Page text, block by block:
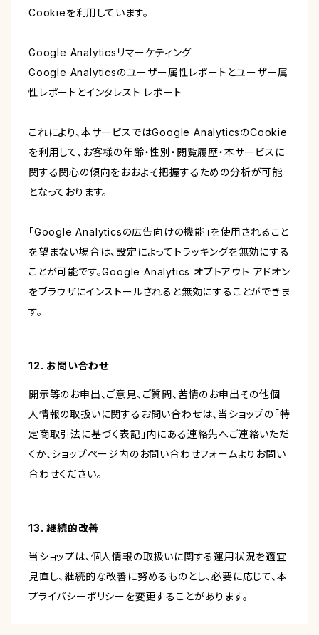
Cookieを利用しています。
Google Analyticsリマーケティング
Google Analyticsのユーザー属性レポートとユーザー属
性レポートとインタレスト レポート
これにより、本サービスではGoogle AnalyticsのCookie
を利用して、お客様の年齢・性別・閲覧履歴・本サービスに
関する関心の傾向をおおよそ把握するための分析が可能
となっております。
「Google Analyticsの広告向けの機能」を使用されること
を望まない場合は、設定によってトラッキングを無効にする
ことが可能です。Google Analytics オプトアウト アドオン
をブラウザにインストールされると無効にすることができま
す。
12. お問い合わせ
開示等のお申出、ご意見、ご質問、苦情のお申出その他個
人情報の取扱いに関するお問い合わせは、当ショップの「特
定商取引法に基づく表記」内にある連絡先へご連絡いただ
くか、ショップページ内のお問い合わせフォームよりお問い
合わせください。
13. 継続的改善
当ショップは、個人情報の取扱いに関する運用状況を適宜
見直し、継続的な改善に努めるものとし、必要に応じて、本
プライバシーポリシーを変更することがあります。